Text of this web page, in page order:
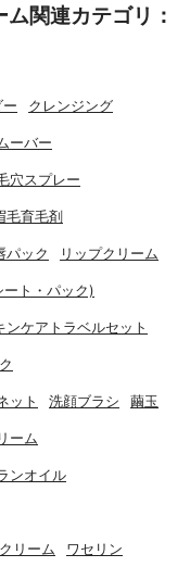
関連カテゴリ：
クレンジング
ーバー
穴スプレー
毛育毛剤
パック リップクリーム
ート・パック)
ンケアトラベルセット
ット 洗顔ブラシ 繭玉
ーム
ンオイル
リーム ワセリン